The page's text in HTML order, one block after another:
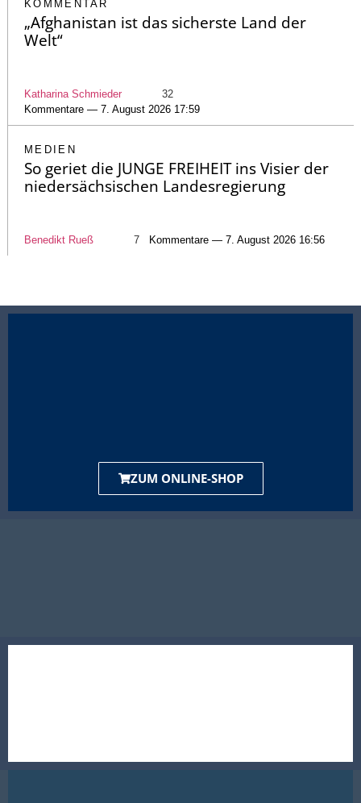
KOMMENTAR
„Afghanistan ist das sicherste Land der
Welt“
Katharina Schmieder
32
Kommentare — 7. August 2026 17:59
MEDIEN
So geriet die JUNGE FREIHEIT ins Visier der
niedersächsischen Landesregierung
Benedikt Rueß 7 Kommentare — 7. August 2026 16:56
ZUM ONLINE-SHOP